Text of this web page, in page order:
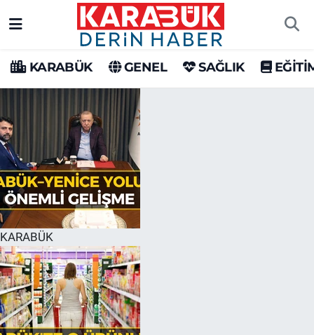
KARABÜK GENEL SAĞLIK
KARABÜK
Karabük Hava Durumu
Karabük Trafik Yoğunluk Haritası
Süper Lig Puan Durumu ve Fikstür
Tüm Manşetler
Son Dakika Haberleri
Haber Arşivi